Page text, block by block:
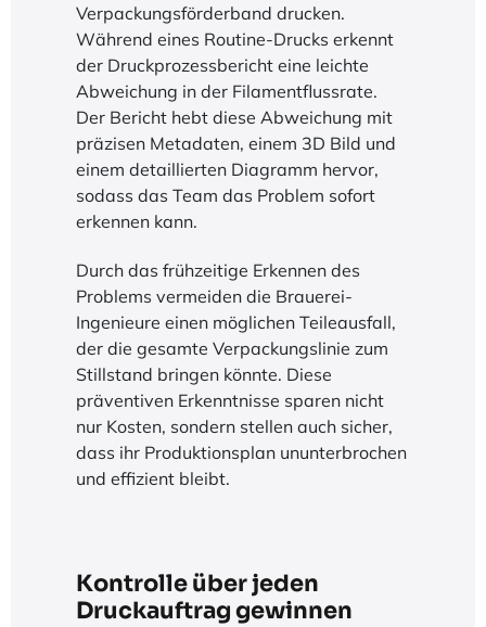
Verpackungsförderband drucken.
Während eines Routine-Drucks erkennt
der Druckprozessbericht eine leichte
Abweichung in der Filamentflussrate.
Der Bericht hebt diese Abweichung mit
präzisen Metadaten, einem 3D Bild und
einem detaillierten Diagramm hervor,
sodass das Team das Problem sofort
erkennen kann.
Durch das frühzeitige Erkennen des
Problems vermeiden die Brauerei-
Ingenieure einen möglichen Teileausfall,
der die gesamte Verpackungslinie zum
Stillstand bringen könnte. Diese
präventiven Erkenntnisse sparen nicht
nur Kosten, sondern stellen auch sicher,
dass ihr Produktionsplan ununterbrochen
und effizient bleibt.
Kontrolle über jeden
Druckauftrag gewinnen